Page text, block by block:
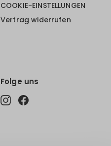
COOKIE-EINSTELLUNGEN
Vertrag widerrufen
Folge uns
Instagram